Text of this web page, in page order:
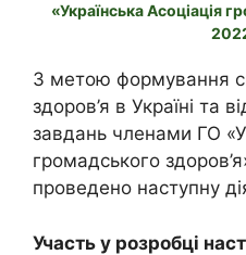
«Українська Асоціація
З метою формування
здоров’я в Україні та
завдань членами ГО
громадського
проведено наступну
Участь у розробці